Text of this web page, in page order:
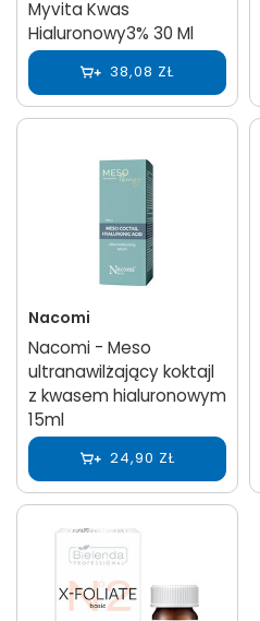
Myvita Kwas
Hialuronowy3% 30 Ml
38,08 ZŁ
Nacomi
Nacomi - Meso
ultranawilżający koktajl
z kwasem hialuronowym
15ml
24,90 ZŁ